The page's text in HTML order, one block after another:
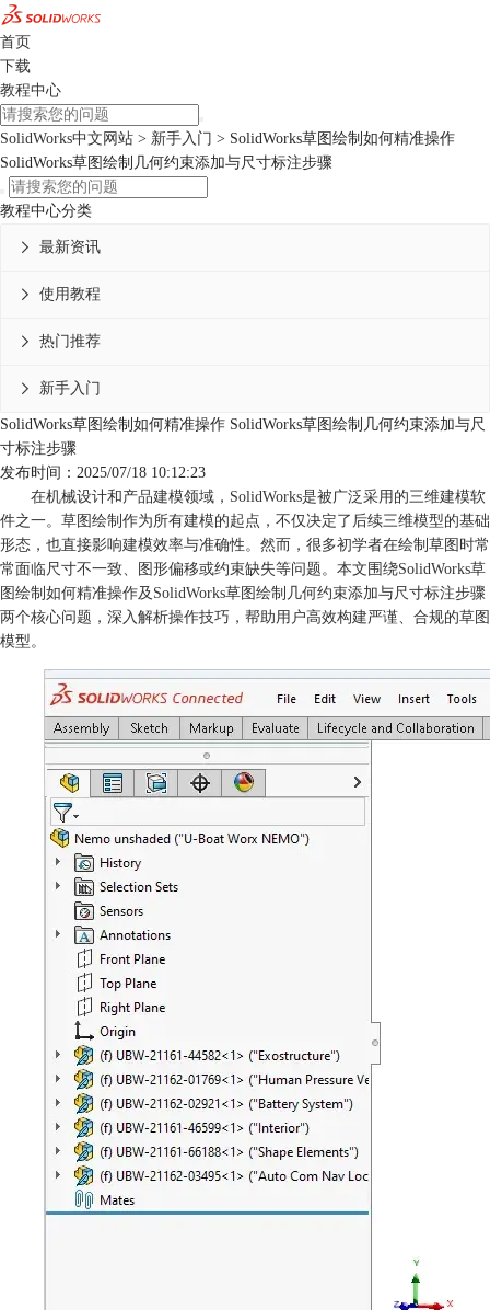
首页
下载
教程中心
SolidWorks中文网站 > 新手入门 > SolidWorks草图绘制如何精准操作
SolidWorks草图绘制几何约束添加与尺寸标注步骤
教程中心分类
最新资讯

使用教程

热门推荐

新手入门

SolidWorks草图绘制如何精准操作 SolidWorks草图绘制几何约束添加与尺
寸标注步骤
发布时间：2025/07/18 10:12:23
在机械设计和产品建模领域，SolidWorks是被广泛采用的三维建模软
件之一。草图绘制作为所有建模的起点，不仅决定了后续三维模型的基础
形态，也直接影响建模效率与准确性。然而，很多初学者在绘制草图时常
常面临尺寸不一致、图形偏移或约束缺失等问题。本文围绕SolidWorks草
图绘制如何精准操作及SolidWorks草图绘制几何约束添加与尺寸标注步骤
两个核心问题，深入解析操作技巧，帮助用户高效构建严谨、合规的草图
模型。